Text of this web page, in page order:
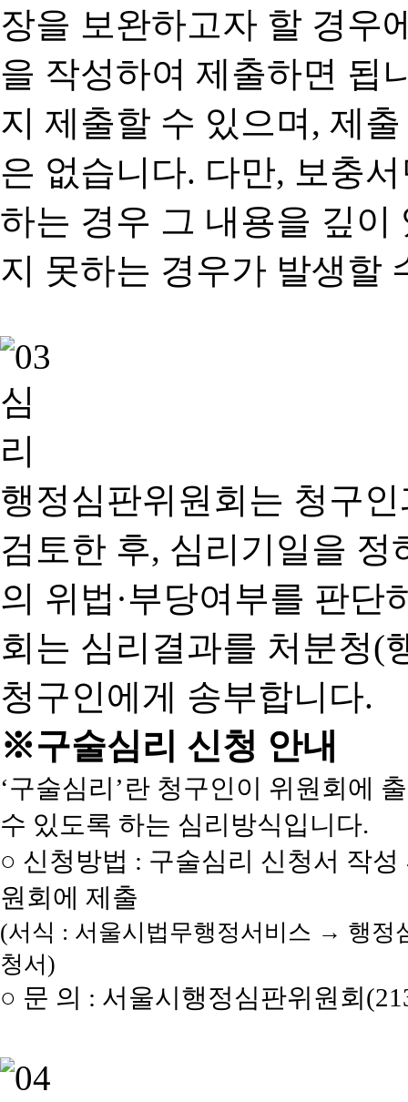
장을 보완하고자 할 경우
을 작성하여 제출하면 됩
지 제출할 수 있으며, 제
은 없습니다. 다만, 보충
하는 경우 그 내용을 깊이
지 못하는 경우가 발생할
행정심판위원회는 청구
검토한 후, 심리기일을 정
의 위법·부당여부를 판단
회는 심리결과를 처분청(
청구인에게 송부합니다.
※구술심리 신청 안내
‘구술심리’란 청구인이 위원회에
수 있도록 하는 심리방식입니다.
○ 신청방법 : 구술심리 신청서 작
원회에 제출
(서식 : 서울시법무행정서비스 → 행
청서)
○ 문 의 : 서울시행정심판위원회